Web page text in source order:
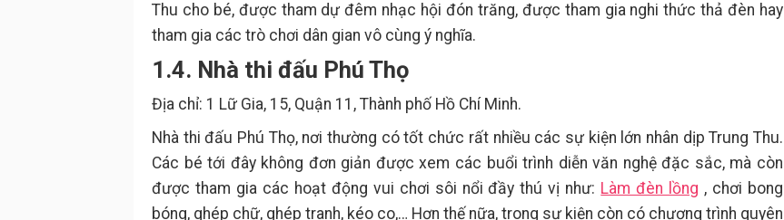
Thu cho bé, được tham dự đêm nhạc hội đón trăng, được tham gia nghi thức thả đèn hay
tham gia các trò chơi dân gian vô cùng ý nghĩa.
1.4. Nhà thi đấu Phú Thọ
Địa chỉ: 1 Lữ Gia, 15, Quận 11, Thành phố Hồ Chí Minh.
Nhà thi đấu Phú Thọ, nơi thường có tốt chức rất nhiều các sự kiện lớn nhân dịp Trung Thu.
Các bé tới đây không đơn giản được xem các buổi trình diễn văn nghệ đặc sắc, mà còn
được tham gia các hoạt động vui chơi sôi nổi đầy thú vị như: Làm đèn lồng , chơi bong
bóng, ghép chữ, ghép tranh, kéo co,… Hơn thế nữa, trong sự kiện còn có chương trình quyên